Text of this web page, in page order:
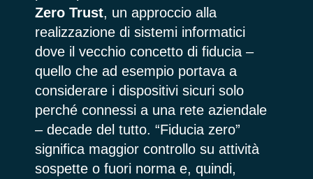
Zero Trust, un approccio alla
realizzazione di sistemi informatici
dove il vecchio concetto di fiducia –
quello che ad esempio portava a
considerare i dispositivi sicuri solo
perché connessi a una rete aziendale
– decade del tutto. “Fiducia zero”
significa maggior controllo su attività
sospette o fuori norma e, quindi,